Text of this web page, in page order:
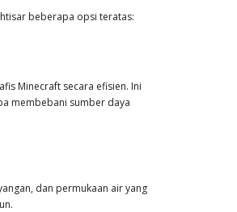
beberapa opsi teratas:
Minecraft secara efisien. Ini
membebani sumber daya
dan permukaan air yang